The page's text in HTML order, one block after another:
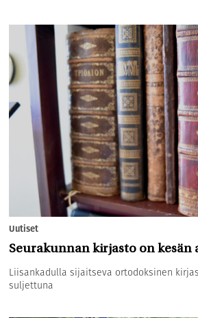
Uutiset
Seurakunnan kirjasto on kesän
Liisankadulla sijaitseva ortodoksinen
suljettuna